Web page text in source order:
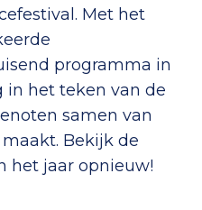
Met het
programma in
het teken van de
samen van
Bekijk de
het jaar opnieuw!